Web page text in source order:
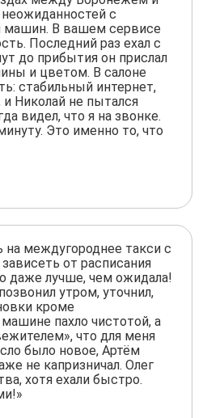
с
машин. В вашем сервисе
Последний раз ехал с
до прибытия он прислал
и цветом. В салоне
стабильный интернет,
и Николай не пытался
видел, что я на звонке.
Это именно то, что
междугороднее такси с
от расписания
даже лучше, чем ожидала!
утром, уточнил,
кроме
пахло чистотой, а
что для меня
было новое, Артём
не капризничал. Олег
хотя ехали быстро.